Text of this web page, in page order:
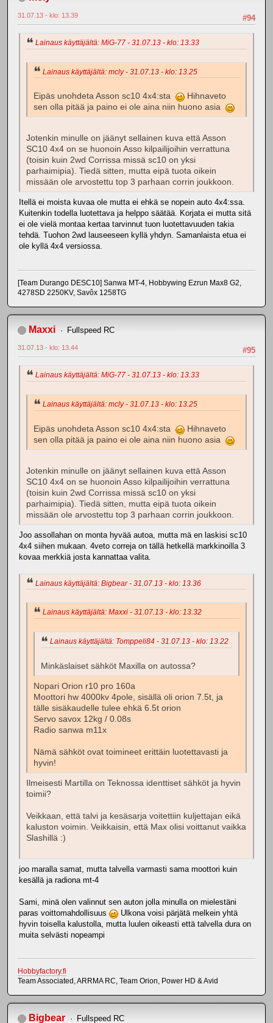
#94
31.07.13 - klo: 13.39
Lainaus käyttäjältä: MiG-77 - 31.07.13 - klo: 13.33
Lainaus käyttäjältä: mcly - 31.07.13 - klo: 13.25
Eipäs unohdeta Asson sc10 4x4:sta
Hihnaveto
sen olla pitää ja paino ei ole aina niin huono asia
Jotenkin minulle on jäänyt sellainen kuva että Asson
SC10 4x4 on se huonoin Asso kilpailijoihin verrattuna
(toisin kuin 2wd Corrissa missä sc10 on yksi
parhaimipia). Tiedä sitten, mutta eipä tuota oikein
missään ole arvostettu top 3 parhaan corrin joukkoon.
Itellä ei moista kuvaa ole mutta ei ehkä se nopein auto 4x4:ssa.
Kuitenkin todella luotettava ja helppo säätää. Korjata ei mutta sitä
ei ole vielä montaa kertaa tarvinnut tuon luotettavuuden takia
tehdä. Tuohon 2wd lauseeseen kyllä yhdyn. Samanlaista etua ei
ole kyllä 4x4 versiossa.
[Team Durango DESC10] Sanwa MT-4, Hobbywing Ezrun Max8 G2,
4278SD 2250KV, Savôx 1258TG
Maxxi Fullspeed RC
#95
31.07.13 - klo: 13.44
Lainaus käyttäjältä: MiG-77 - 31.07.13 - klo: 13.33
Lainaus käyttäjältä: mcly - 31.07.13 - klo: 13.25
Eipäs unohdeta Asson sc10 4x4:sta
Hihnaveto
sen olla pitää ja paino ei ole aina niin huono asia
Jotenkin minulle on jäänyt sellainen kuva että Asson
SC10 4x4 on se huonoin Asso kilpailijoihin verrattuna
(toisin kuin 2wd Corrissa missä sc10 on yksi
parhaimipia). Tiedä sitten, mutta eipä tuota oikein
missään ole arvostettu top 3 parhaan corrin joukkoon.
Joo assollahan on monta hyvää autoa, mutta mä en laskisi sc10
4x4 siihen mukaan. 4veto correja on tällä hetkellä markkinoilla 3
kovaa merkkiä josta kannattaa valita.
Lainaus käyttäjältä: Bigbear - 31.07.13 - klo: 13.36
Lainaus käyttäjältä: Maxxi - 31.07.13 - klo: 13.32
Lainaus käyttäjältä: Tomppeli84 - 31.07.13 - klo: 13.22
Minkäslaiset sähköt Maxilla on autossa?
Nopari Orion r10 pro 160a
Moottori hw 4000kv 4pole, sisällä oli orion 7.5t, ja
tälle sisäkaudelle tulee ehkä 6.5t orion
Servo savox 12kg / 0.08s
Radio sanwa m11x
Nämä sähköt ovat toimineet erittäin luotettavasti ja
hyvin!
Ilmeisesti Martilla on Teknossa identtiset sähköt ja hyvin
toimii?
Veikkaan, että talvi ja kesäsarja voitettiin kuljettajan eikä
kaluston voimin. Veikkaisin, että Max olisi voittanut vaikka
Slashillä :)
joo maralla samat, mutta talvella varmasti sama moottori kuin
kesällä ja radiona mt-4
Sami, minä olen valinnut sen auton jolla minulla on mielestäni
paras voittomahdollisuus
Ulkona voisi pärjätä melkein yhtä
hyvin toisella kalustolla, mutta luulen oikeasti että talvella dura on
muita selvästi nopeampi
Hobbyfactory.fi
Team Associated, ARRMA RC, Team Orion, Power HD & Avid
Bigbear Fullspeed RC